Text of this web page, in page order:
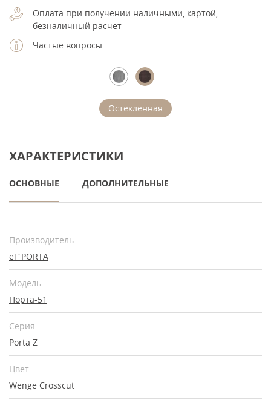
Оплата при получении наличными, картой,
безналичный расчет
Частые вопросы
Остекленная
ХАРАКТЕРИСТИКИ
ОСНОВНЫЕ ДОПОЛНИТЕЛЬНЫЕ
Производитель
el`PORTA
Модель
Порта-51
Серия
Porta Z
Цвет
Wenge Crosscut